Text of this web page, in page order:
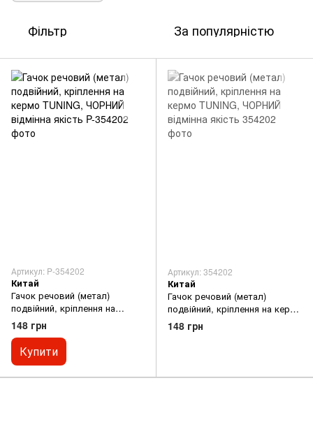
Фільтр За популярністю
Артикул: P-354202
Китай
Гачок речовий (метал)
подвійний, кріплення на
кермо TUNING, ЧОРНИЙ
відмінна якість
148 грн
Купити
Артикул: 354202
Китай
Гачок речовий (метал)
подвійний, кріплення на кермо
TUNING, ЧОРНИЙ відмінна
якість
148 грн